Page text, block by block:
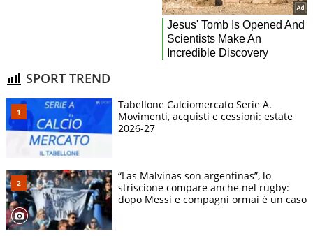
SPORT TREND
Tabellone Calciomercato Serie A.
Movimenti, acquisti e cessioni: estate
2026-27
“Las Malvinas son argentinas”, lo
striscione compare anche nel rugby:
dopo Messi e compagni ormai è un caso